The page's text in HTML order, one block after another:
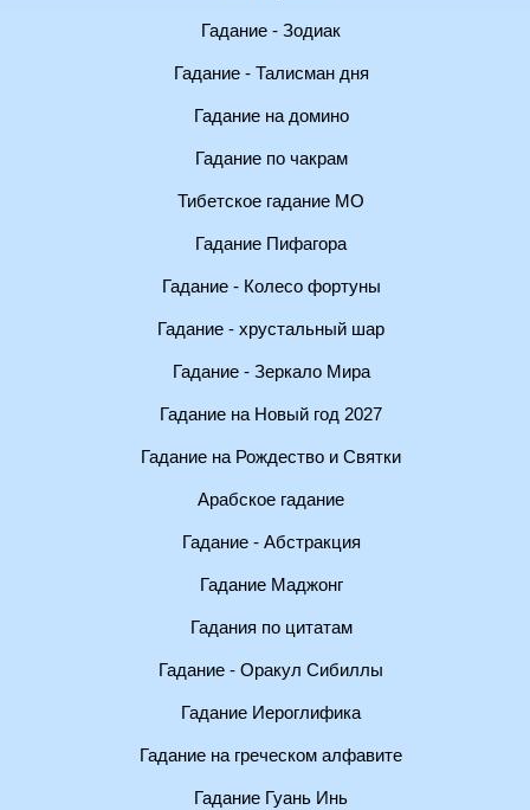
Гадание - Зодиак
Гадание - Талисман дня
Гадание на домино
Гадание по чакрам
Тибетское гадание МО
Гадание Пифагора
Гадание - Колесо фортуны
Гадание - хрустальный шар
Гадание - Зеркало Мира
Гадание на Новый год 2027
Гадание на Рождество и Святки
Арабское гадание
Гадание - Абстракция
Гадание Маджонг
Гадания по цитатам
Гадание - Оракул Сибиллы
Гадание Иероглифика
Гадание на греческом алфавите
Гадание Гуань Инь